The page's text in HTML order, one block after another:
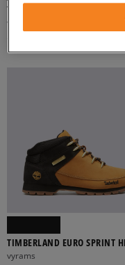
TIMBERLAND EURO SPRINT
vyrams
TIMBERLAND EURO SPRINT
vyrams